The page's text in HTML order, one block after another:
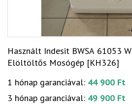
Használt Indesit BWSA 61053
Elöltöltős Mosógép [KH326]
1 hónap garanciával: 44 900 Ft
3 hónap garanciával: 49 900 Ft